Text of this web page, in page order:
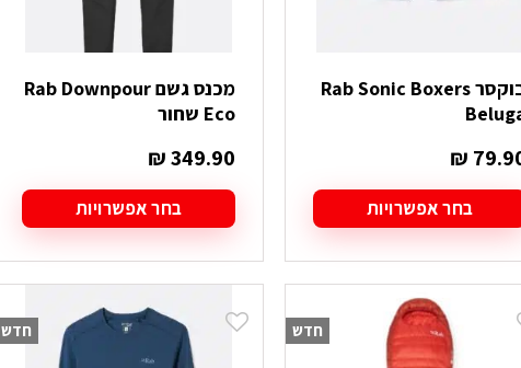
בוקסר Rab Sonic Boxers
₪
בחר אפשרויות
למוצר
מכנס גשם Rab Downpour
Eco שחור
₪349.90
בחר אפשרויות
למוצר
זה
יש
מספר
סוגים.
חדש חדש